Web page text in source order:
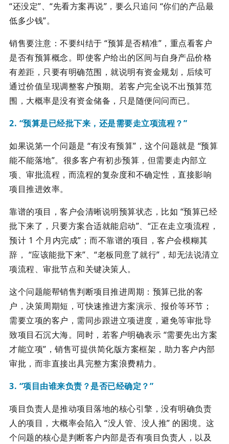
“还没定”、“先看方案再说”，要么只追问 “你们的产品最
低多少钱”。
销售要注意：不要纠结于 “预算是否精准”，重点看客户
是否有预算概念。即使客户给出的区间与自身产品价格
有差距，只要有明确范围，就说明有资金规划，后续可
通过价值呈现调整客户预期。若客户完全说不出预算范
围，大概率是没有资金储备，只是随便问问而已。
2. “预算是已经批下来，还是需要走立项流程？”
如果说第一个问题是 “有没有预算”，这个问题就是 “预算
能不能落地”。很多客户有初步预算，但需要走内部立
项、审批流程，而流程的复杂度和不确定性，直接影响
项目推进效率。
靠谱的项目，客户会清晰说明预算状态，比如 “预算已经
批下来了，只要方案合适就能启动”、“正在走立项流程，
预计 1 个月内完成”；而不靠谱的项目，客户会模糊其
辞， “应该能批下来”、“老板同意了就行”，却无法说清立
项流程、审批节点和关键决策人。
这个问题能帮销售判断项目推进周期：预算已批的客
户，决策周期短，可快速推进方案演示、报价等环节；
需要立项的客户，需同步跟进立项进度，避免等审批导
致项目石沉大海。同时，若客户明确表示 “需要先出方案
才能立项”，销售可提供简化版方案框架，助力客户内部
审批，而非直接出具完整方案浪费精力。
3. “项目由谁来负责？是否已经确定？”
项目负责人是推动项目落地的核心引擎，没有明确负责
人的项目，大概率会陷入 “没人管、没人推” 的困境。这
个问题的核心是判断客户内部是否有项目负责人，以及